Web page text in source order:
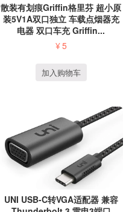
散装有划痕Griffin格里芬 超小原
装5V1A双口独立 车载点烟器充
电器 双口车充 Griffin...
¥5
加入购物车
UNI USB-C转VGA适配器 兼容